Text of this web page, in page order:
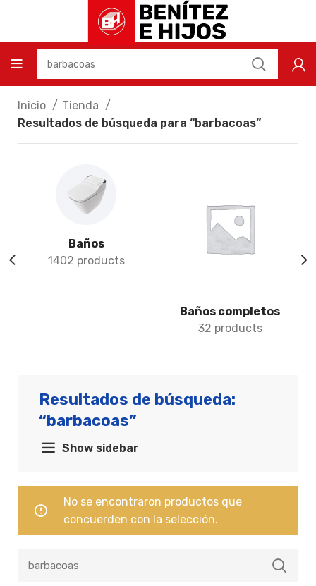
Inicio
Tienda
Resultados de búsqueda para “barbacoas”
Baños
1402 products
Baños completos
32 products
Resultados de búsqueda:
“barbacoas”
Show sidebar
No se encontraron productos que
concuerden con la selección.